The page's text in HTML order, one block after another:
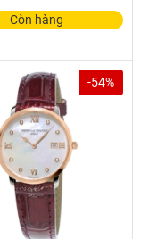
Còn hàng
-54%